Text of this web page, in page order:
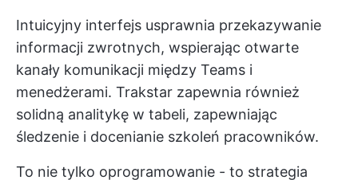
Intuicyjny interfejs usprawnia przekazywanie
informacji zwrotnych, wspierając otwarte
kanały komunikacji między Teams i
menedżerami. Trakstar zapewnia również
solidną analitykę w tabeli, zapewniając
śledzenie i docenianie szkoleń pracowników.
To nie tylko oprogramowanie - to strategia